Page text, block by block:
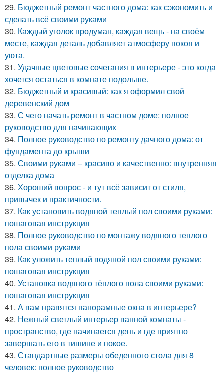
29. Бюджетный ремонт частного дома: как сэкономить и
сделать всё своими руками
30. Каждый уголок продуман, каждая вещь - на своём
месте, каждая деталь добавляет атмосферу покоя и
уюта.
31. Удачные цветовые сочетания в интерьере - это когда
хочется остаться в комнате подольше.
32. Бюджетный и красивый: как я оформил свой
деревенский дом
33. С чего начать ремонт в частном доме: полное
руководство для начинающих
34. Полное руководство по ремонту дачного дома: от
фундамента до крыши
35. Своими руками – красиво и качественно: внутренняя
отделка дома
36. Хороший вопрос - и тут всё зависит от стиля,
привычек и практичности.
37. Как установить водяной теплый пол своими руками:
пошаговая инструкция
38. Полное руководство по монтажу водяного теплого
пола своими руками
39. Как уложить теплый водяной пол своими руками:
пошаговая инструкция
40. Установка водяного тёплого пола своими руками:
пошаговая инструкция
41. А вам нравятся панорамные окна в интерьере?
42. Нежный светлый интерьер ванной комнаты -
пространство, где начинается день и где приятно
завершать его в тишине и покое.
43. Стандартные размеры обеденного стола для 8
человек: полное руководство